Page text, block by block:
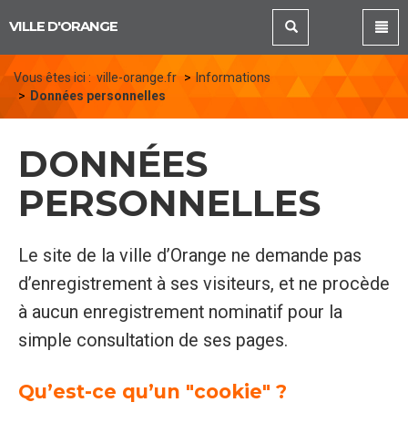
VILLE D'ORANGE
Vous êtes ici : ville-orange.fr
Informations
Données personnelles
DONNÉES
PERSONNELLES
Le site de la ville d’Orange ne demande pas
d’enregistrement à ses visiteurs, et ne procède
à aucun enregistrement nominatif pour la
simple consultation de ses pages.
Qu’est-ce qu’un "cookie" ?